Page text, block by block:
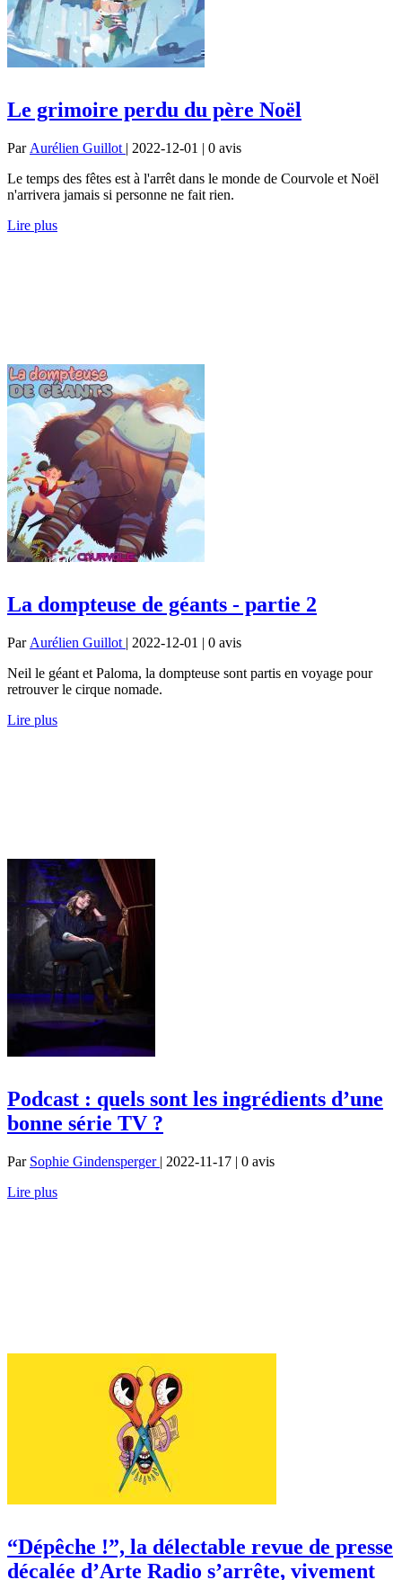
Le grimoire perdu du père Noël
Par Aurélien Guillot | 2022-12-01 | 0 avis
Le temps des fêtes est à l'arrêt dans le monde de Courvole et Noël
n'arrivera jamais si personne ne fait rien.
Lire plus
La dompteuse de géants - partie 2
Par Aurélien Guillot | 2022-12-01 | 0 avis
Neil le géant et Paloma, la dompteuse sont partis en voyage pour
retrouver le cirque nomade.
Lire plus
Podcast : quels sont les ingrédients d’une
bonne série TV ?
Par Sophie Gindensperger | 2022-11-17 | 0 avis
Lire plus
“Dépêche !”, la délectable revue de presse
décalée d’Arte Radio s’arrête, vivement